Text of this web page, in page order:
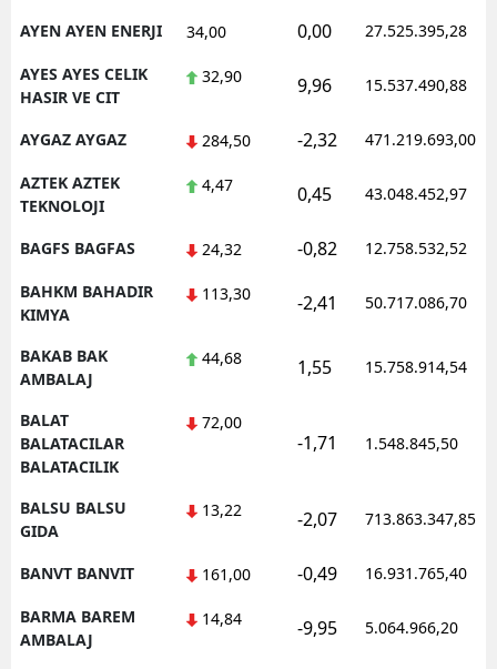
AYEN AYEN ENERJI 34,00 0,00 27.525.395,28
AYES AYES CELIK
HASIR VE CIT
32,90 9,96 15.537.490,88
AYGAZ AYGAZ 284,50 -2,32 471.219.693,00
AZTEK AZTEK
TEKNOLOJI
4,47 0,45 43.048.452,97
BAGFS BAGFAS 24,32 -0,82 12.758.532,52
BAHKM BAHADIR
KIMYA
113,30 -2,41 50.717.086,70
BAKAB BAK
AMBALAJ
44,68 1,55 15.758.914,54
BALAT
BALATACILAR
BALATACILIK
72,00
-1,71 1.548.845,50
BALSU BALSU
GIDA
13,22 -2,07 713.863.347,85
BANVT BANVIT 161,00 -0,49 16.931.765,40
BARMA BAREM
AMBALAJ
14,84 -9,95 5.064.966,20